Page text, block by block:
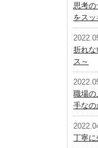
思考
をス
折れな
ス～
職場の
手なの
丁寧に